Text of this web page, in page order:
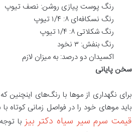
رنگ پوست پیازی روشن: نصف تیوپ
رنگ نسکافه‌ای ۸: ۱/۴ تیوپ
رنگ شکلاتی ۸: ۱/۴ تیوپ
رنگ بنفش: ۳ نخود
اکسیدان دو درصد: به میزان لازم
سخن پایانی
برای نگهداری از مو‌ها با رنگ‌های اینچنین
باید مو‌های خود را در فواصل زمانی کوتاه
قیمت سرم سیر سیاه دکتر بیز با